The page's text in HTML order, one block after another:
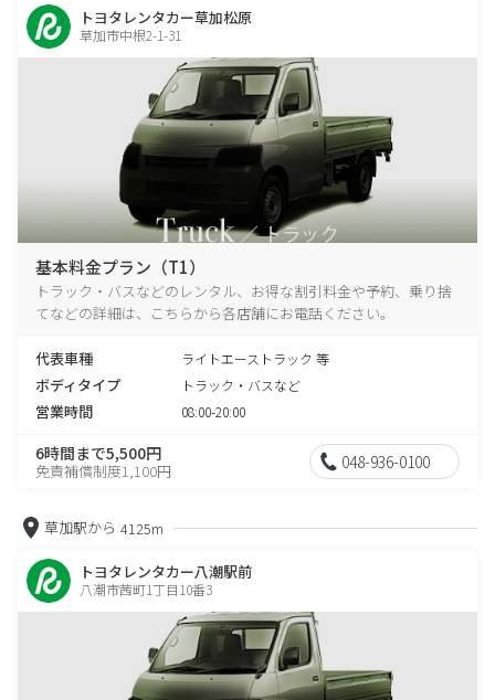
トヨタレンタカー草加松原
草加市中根2-1-31
基本料金プラン（T1）
トラック・バスなどのレンタル、お得な割引料金や予約、乗り捨
てなどの詳細は、こちらから各店舗にお電話ください。
代表車種 ライトエーストラック 等
ボディタイプ トラック・バスなど
営業時間 08:00-20:00
6時間まで5,500円
免責補償制度1,100円 048-936-0100
草加駅から 4125m
トヨタレンタカー八潮駅前
八潮市茜町1丁目10番3